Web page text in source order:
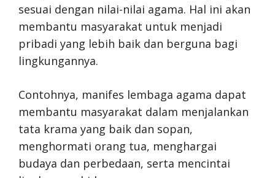
sesuai dengan nilai-nilai agama. Hal ini akan
membantu masyarakat untuk menjadi
pribadi yang lebih baik dan berguna bagi
lingkungannya.
Contohnya, manifes lembaga agama dapat
membantu masyarakat dalam menjalankan
tata krama yang baik dan sopan,
menghormati orang tua, menghargai
budaya dan perbedaan, serta mencintai